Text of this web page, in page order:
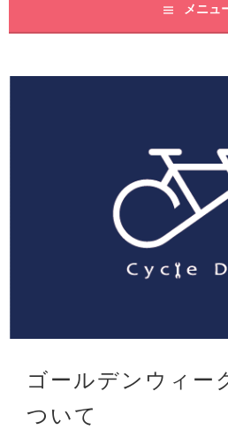
メニュ
ゴールデンウィー
ついて